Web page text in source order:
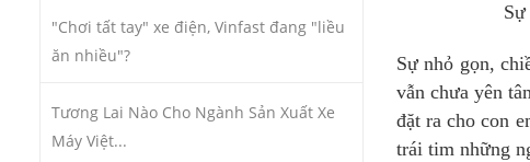
"Chơi tất tay" xe điện, Vinfast đang "liều
ăn nhiều"?
Tương Lai Nào Cho Ngành Sản Xuất Xe
Máy Việt...
Sự nhỏ gọn,
vẫn chưa yên
đặt ra cho con
trái tim những